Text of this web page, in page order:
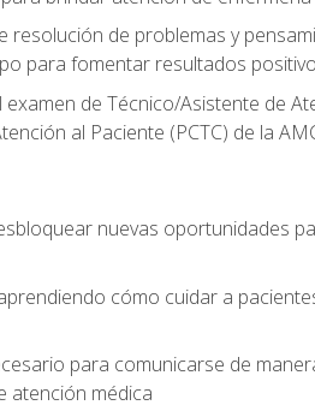
resolución de problemas y
para fomentar resultados
de Técnico/Asistente de
al Paciente (PCTC) de la
nuevas oportunidades
cómo cuidar a
para comunicarse de
atención médica